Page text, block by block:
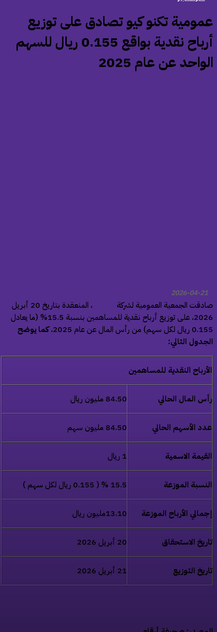
تكنو كيو تصادق على توزيع
أرباح نقدية بواقع 0.155 ريال للسهم
عن عام 2025
2026-04-21
الجمعية العمومية لشركةتكنو كيو
، المنعقدة بتاريخ 20 أبريل
2026، على توزيع أرباح نقدية للمساهمين بنسبة 15.5% (ما يعادل
سهم) من رأس المال عن عام 2025،
كما يوضح
التالي:
النقدية للمساهمين
المال الحالي 84.50 مليون ريال
الأسهم الحالي 84.50 مليون سهم
الاسمية
الموزعة 15.5 % ( 0.155 ريال لكل سهم )
الأرباح الموزعة 13.10مليون ريال
الاستحقاق 20 أبريل 2026
التوزيع 21 أبريل 2026